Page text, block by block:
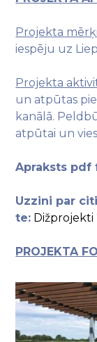
Projekta
iespēju uz
Projekta
un atpūtas
kanālā.
atpūtai un
Apraksts
Uzzini par
te: Dižprojekti
PROJEKTA